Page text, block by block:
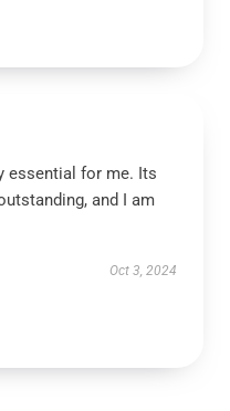
essential for me. Its
and I am
Oct 3, 2024